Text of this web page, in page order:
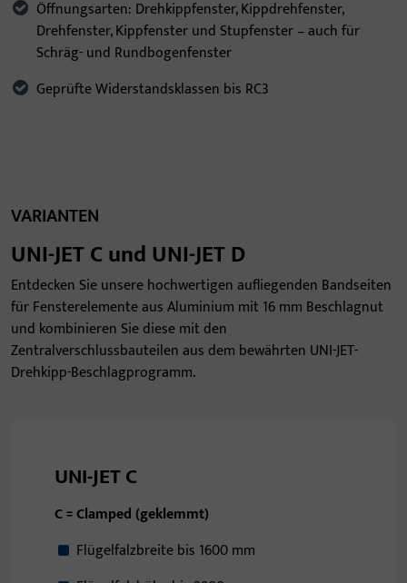
Öffnungsarten: Drehkippfenster, Kippdrehfenster,
Drehfenster, Kippfenster und Stupfenster – auch für
Schräg- und Rundbogenfenster
Geprüfte Widerstandsklassen bis RC3
VARIANTEN
UNI-JET C und UNI-JET D
Entdecken Sie unsere hochwertigen aufliegenden Bandseiten
für Fensterelemente aus Aluminium mit 16 mm Beschlagnut
und kombinieren Sie diese mit den
Zentralverschlussbauteilen aus dem bewährten UNI-JET-
Drehkipp-Beschlagprogramm.
UNI-JET C
C = Clamped (geklemmt)
Flügelfalzbreite bis 1600 mm